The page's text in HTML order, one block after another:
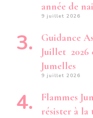
année de
9 juillet 2026
Guidance
Juillet 2026
Jumelles
9 juillet 2026
Flammes
résister à la